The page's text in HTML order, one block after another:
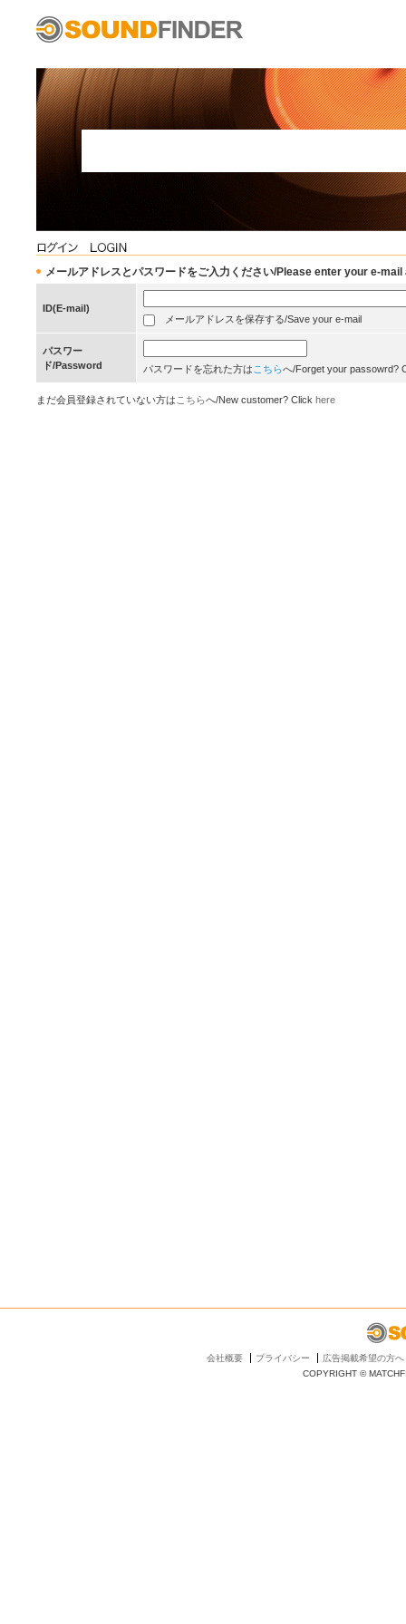
メールアドレスとパスワードをご入力ください/Please enter your e-
ID(E-mail)
メールアドレスを保存する/Save your e-mail
パスワー
ド/Password
パスワードを忘れた方は こちらへ/Forget your passowrd?
まだ会員登録されていない方は こちらへ/New customer? Click here
会社概要 プライバシー
広告掲載希望の方へ
COPYRIGHT ©